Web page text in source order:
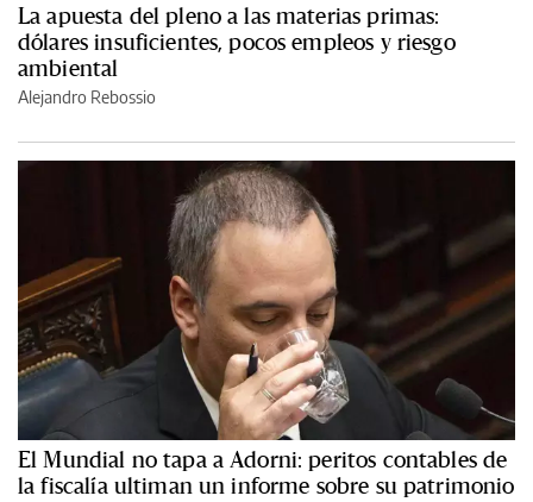
La apuesta del pleno a las materias primas:
dólares insuficientes, pocos empleos y riesgo
ambiental
Alejandro Rebossio
El Mundial no tapa a Adorni: peritos contables de
la fiscalía ultiman un informe sobre su patrimonio